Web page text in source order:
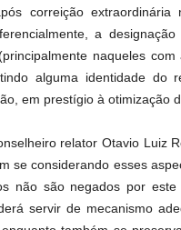
correição
a
naqueles
alguma identidade do
em prestígio à otimização
relator Otavio Luiz
se considerando esses
não são negados por
servir de mecanismo